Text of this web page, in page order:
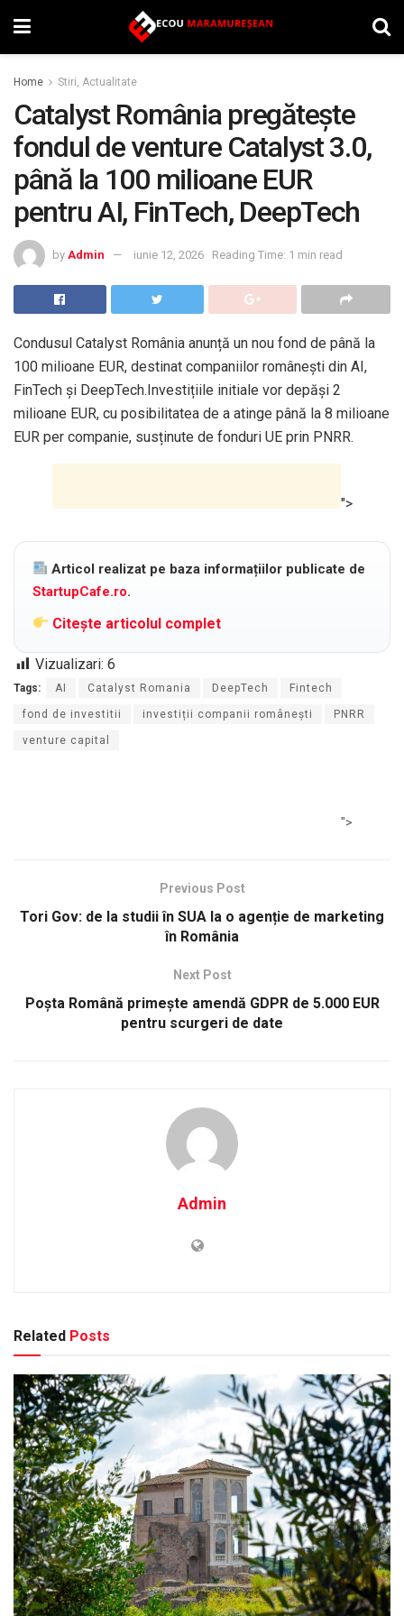
Home Stiri, Actualitate
Catalyst România pregătește
fondul de venture Catalyst 3.0,
până la 100 milioane EUR
pentru AI, FinTech, DeepTech
by Admin iunie 12, 2026 Reading Time: 1 min read
Condusul Catalyst România anunță un nou fond de până la
100 milioane EUR, destinat companiilor românești din AI,
FinTech și DeepTech.Investițiile initiale vor depăși 2
milioane EUR, cu posibilitatea de a atinge până la 8 milioane
EUR per companie, susținute de fonduri UE prin PNRR.
">
Articol realizat pe baza informațiilor publicate de
StartupCafe.ro.
Citește articolul complet
Vizualizari: 6
Tags: AI Catalyst Romania DeepTech Fintech
fond de investitii investiții companii românești PNRR
venture capital
">
Previous Post
Tori Gov: de la studii în SUA la o agenție de marketing
în România
Next Post
Poșta Română primește amendă GDPR de 5.000 EUR
pentru scurgeri de date
Admin
Related Posts